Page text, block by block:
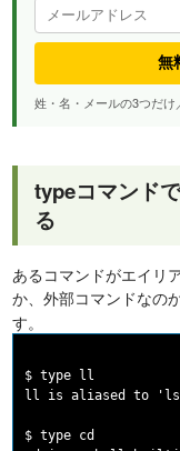
無
姓・名・メールの3つだ
typeコマンド
る
あるコマンドがエイリ
か、外部コマンドなの
す。
$ type ll
ll is aliased to
$ type cd